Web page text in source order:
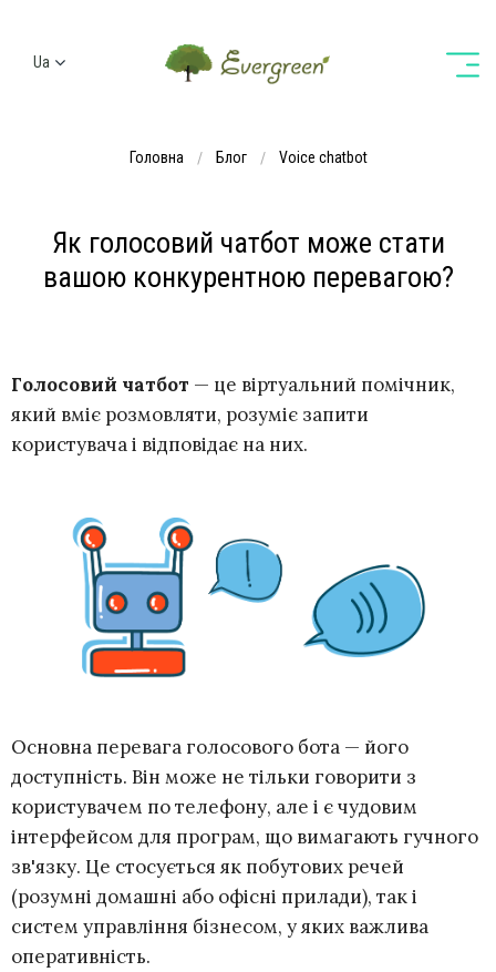
Ua
Головна Блог Voice chatbot
Як голосовий чатбот може стати
вашою конкурентною перевагою?
Голосовий чатбот — це віртуальний помічник,
який вміє розмовляти, розуміє запити
користувача і відповідає на них.
Основна перевага голосового бота — його
доступність. Він може не тільки говорити з
користувачем по телефону, але і є чудовим
інтерфейсом для програм, що вимагають гучного
зв'язку. Це стосується як побутових речей
(розумні домашні або офісні прилади), так і
систем управління бізнесом, у яких важлива
оперативність.